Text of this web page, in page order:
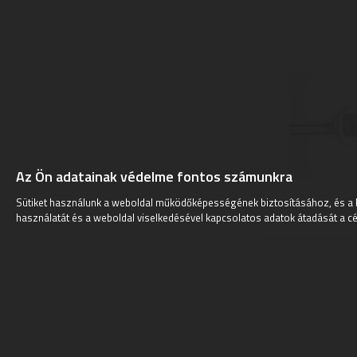
Az Ön adatainak védelme fontos számunkra
Sütiket használunk a weboldal működőképességének biztosításához, és
használatát és a weboldal viselkedésével kapcsolatos adatok átadását